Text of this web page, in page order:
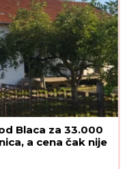
Blaca za 33.000
a cena čak nije